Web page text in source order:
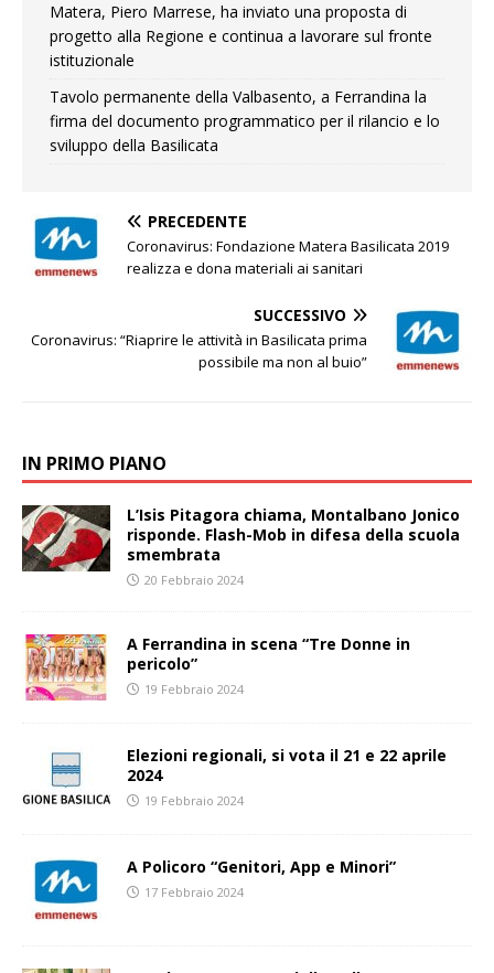
Matera, Piero Marrese, ha inviato una proposta di
progetto alla Regione e continua a lavorare sul fronte
istituzionale
Tavolo permanente della Valbasento, a Ferrandina la
firma del documento programmatico per il rilancio e lo
sviluppo della Basilicata
PRECEDENTE
Coronavirus: Fondazione Matera Basilicata 2019
realizza e dona materiali ai sanitari
SUCCESSIVO
Coronavirus: “Riaprire le attività in Basilicata prima
possibile ma non al buio”
IN PRIMO PIANO
L’Isis Pitagora chiama, Montalbano Jonico
risponde. Flash-Mob in difesa della scuola
smembrata
20 Febbraio 2024
A Ferrandina in scena “Tre Donne in
pericolo”
19 Febbraio 2024
Elezioni regionali, si vota il 21 e 22 aprile
2024
19 Febbraio 2024
A Policoro “Genitori, App e Minori”
17 Febbraio 2024